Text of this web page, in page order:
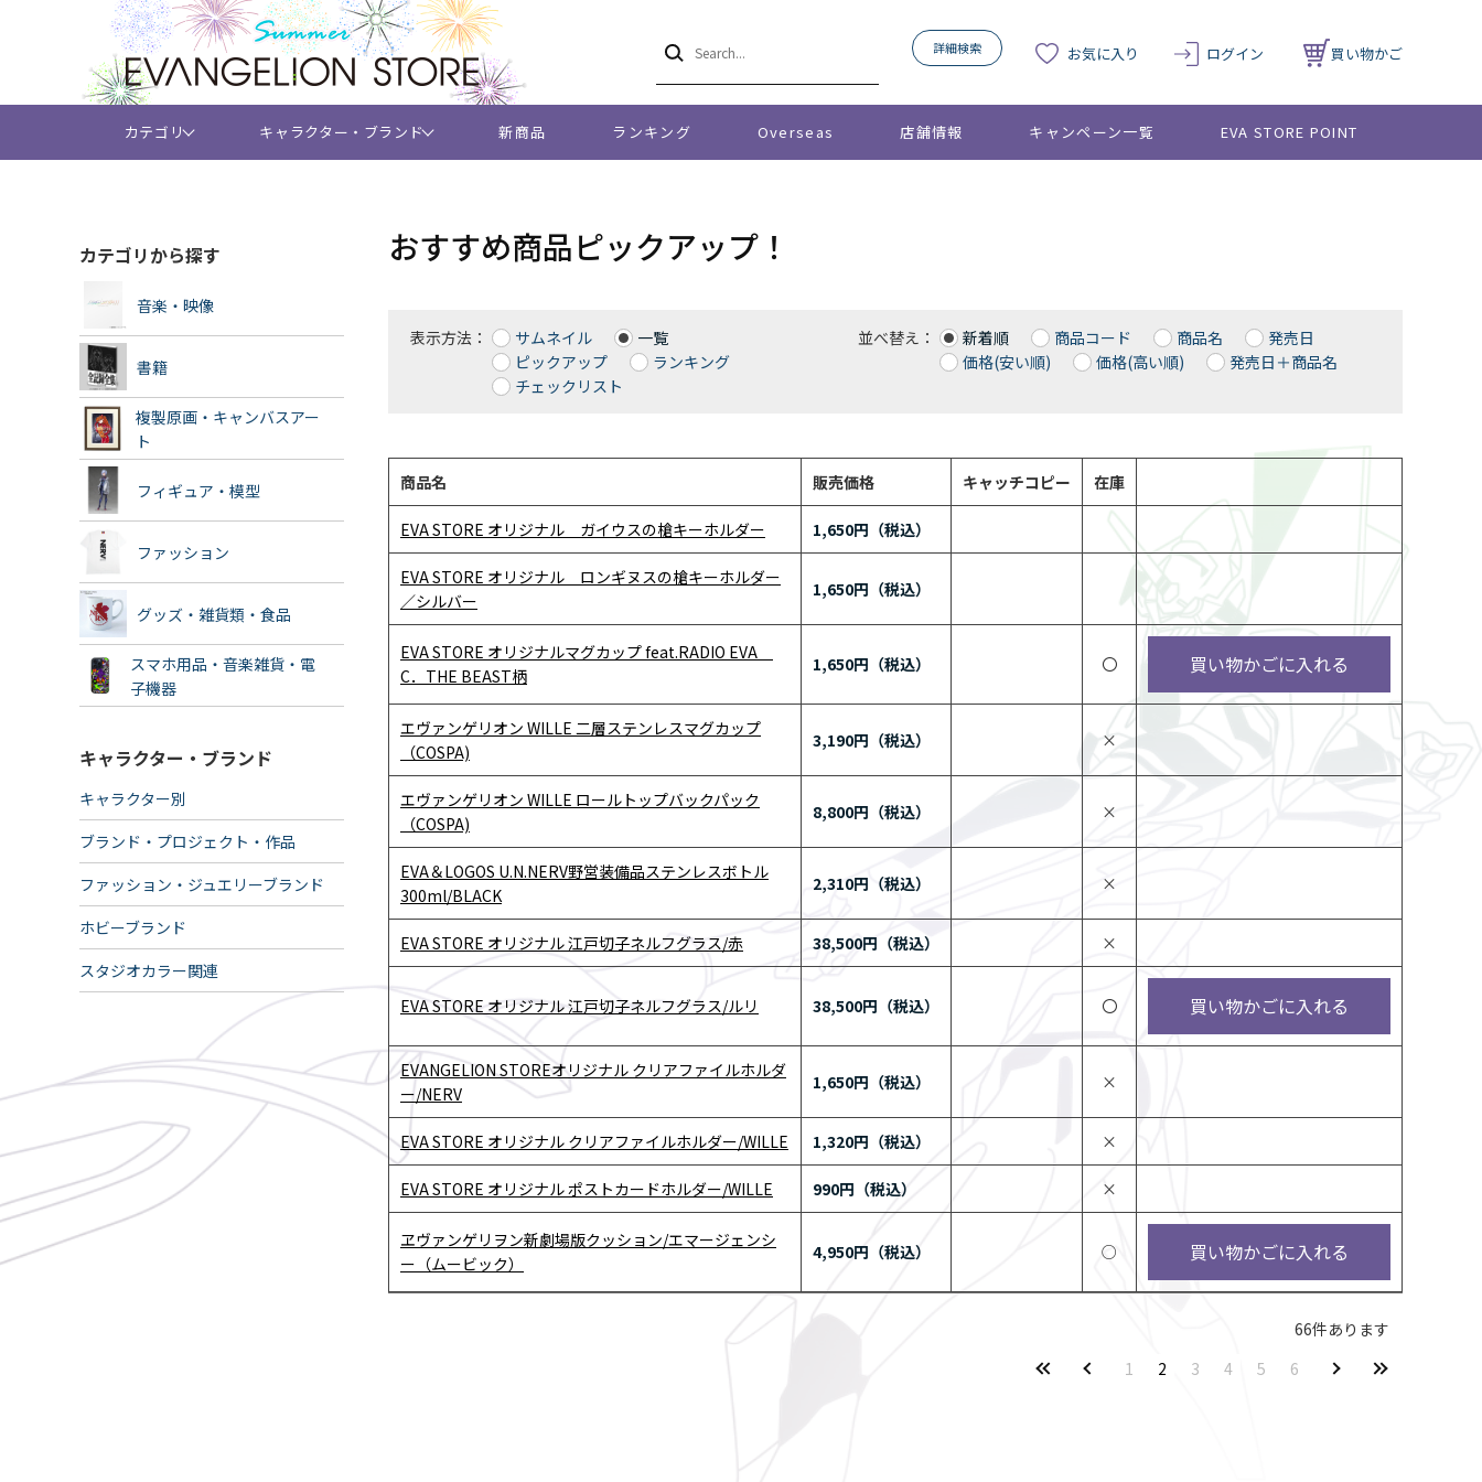
詳細検索 お気に入り ログイン 買い物かご
カテゴリ キャラクター・ブランド 新商品 ランキング Overseas 店舗情報 キャンペーン一覧 EVA STORE POINT
カテゴリから探す
音楽・映像
書籍
複製原画・キャンバスアー
ト
フィギュア・模型
ファッション
グッズ・雑貨類・食品
スマホ用品・音楽雑貨・電
子機器
キャラクター・ブランド
キャラクター別
ブランド・プロジェクト・作品
ファッション・ジュエリーブランド
ホビーブランド
スタジオカラー関連
おすすめ商品ピックアップ！
表示方法： サムネイル
一覧
ピックアップ
ランキング
チェックリスト
並べ替え： 新着順 商品コード 商品名
発売日
価格(安い順)
価格(高い順) 発売日＋商品名
商品名 販売価格 キャッチコピー 在庫
EVA STORE オリジナル ガイウスの槍キーホルダー 1,650円
EVA STORE オリジナル ロンギヌスの槍キーホルダー
／シルバー
1,650円
EVA STORE オリジナルマグカップ feat.RADIO EVA
C．THE BEAST柄
1,650円 〇 買い物かごに入れる
エヴァンゲリオン WILLE 二層ステンレスマグカップ
（COSPA)
3,190円 ×
エヴァンゲリオン WILLE ロールトップバックパック
（COSPA)
8,800円 ×
EVA＆LOGOS U.N.NERV野営装備品ステンレスボトル
300ml/BLACK
2,310円 ×
EVA STORE オリジナル 江戸切子ネルフグラス/赤 38,500円 ×
EVA STORE オリジナル 江戸切子ネルフグラス/ルリ 38,500円 〇 買い物かごに入れる
EVANGELION STOREオリジナル クリアファイルホルダ
ー/NERV
1,650円 ×
EVA STORE オリジナル クリアファイルホルダー/WILLE 1,320円 ×
EVA STORE オリジナル ポストカードホルダー/WILLE 990円 ×
ヱヴァンゲリヲン新劇場版クッション/エマージェンシ
ー（ムービック）
4,950円 ○ 買い物かごに入れる
66件あります
1
2 3 4 5 6